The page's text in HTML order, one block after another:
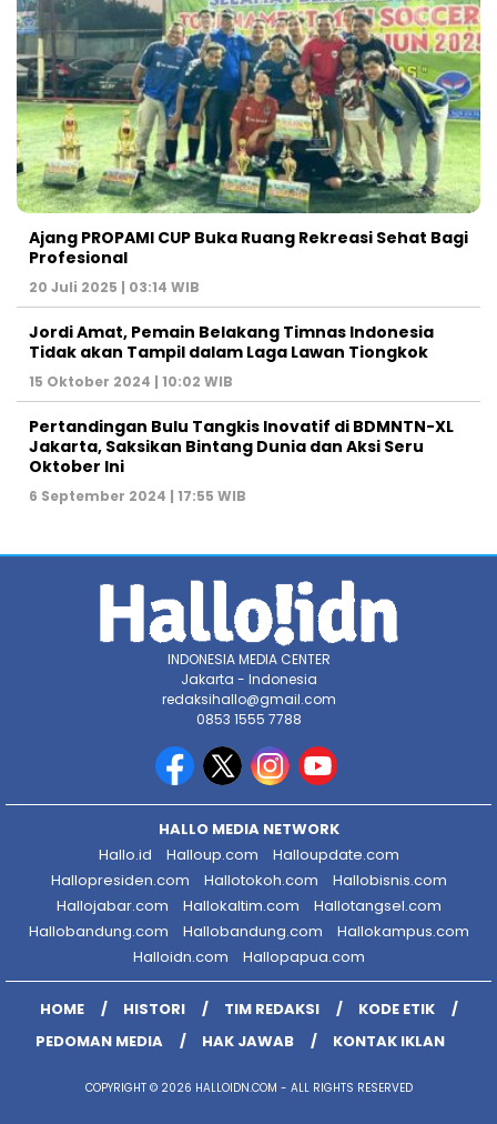
Ajang PROPAMI CUP Buka Ruang Rekreasi Sehat Bagi
Profesional
20 Juli 2025 | 03:14 WIB
Jordi Amat, Pemain Belakang Timnas Indonesia
Tidak akan Tampil dalam Laga Lawan Tiongkok
15 Oktober 2024 | 10:02 WIB
Pertandingan Bulu Tangkis Inovatif di BDMNTN-XL
Jakarta, Saksikan Bintang Dunia dan Aksi Seru
Oktober Ini
6 September 2024 | 17:55 WIB
INDONESIA MEDIA CENTER
Jakarta - Indonesia
redaksihallo@gmail.com
0853 1555 7788
HALLO MEDIA NETWORK
Hallo.id
Halloup.com
Halloupdate.com
Hallopresiden.com
Hallotokoh.com
Hallobisnis.com
Hallojabar.com
Hallokaltim.com
Hallotangsel.com
Hallobandung.com
Hallobandung.com
Hallokampus.com
Halloidn.com
Hallopapua.com
HOME HISTORI TIM REDAKSI
KODE ETIK
PEDOMAN MEDIA
HAK JAWAB KONTAK IKLAN
COPYRIGHT © 2026 HALLOIDN.COM - ALL RIGHTS RESERVED